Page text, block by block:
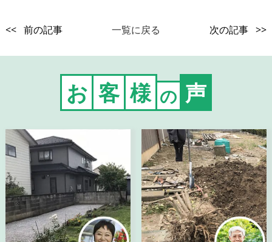
<< 前の記事 一覧に戻る 次の記事 >>
お 客 様 の 声